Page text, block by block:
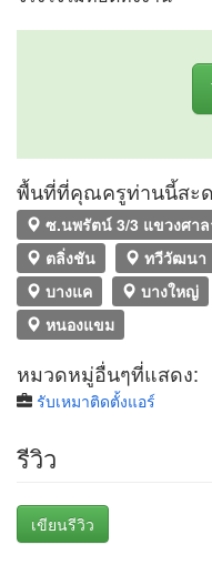
พื้นที่ที่คุณครูท่านนี้สะ
ซ.นพรัตน์ 3/3 แขวงศา
ตลิ่งชัน
ทวีวัฒนา
บางแค
บางใหญ่
หนองแขม
หมวดหมู่อื่นๆที่แสดง:
รับเหมาติดตั้งแอร์
รีวิว
เขียนรีวิว